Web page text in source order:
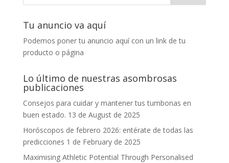
Tu anuncio va aquí
Podemos poner tu anuncio aquí con un link de tu
producto o página
Lo último de nuestras asombrosas
publicaciones
Consejos para cuidar y mantener tus tumbonas en
buen estado. 13 de August de 2025
Horóscopos de febrero 2026: entérate de todas las
predicciones 1 de February de 2025
Maximising Athletic Potential Through Personalised